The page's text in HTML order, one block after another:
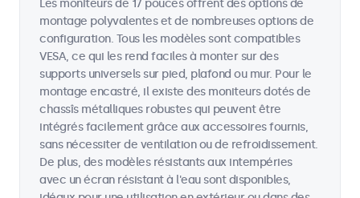
Les moniteurs de 17 pouces offrent des options de
montage polyvalentes et de nombreuses options de
configuration. Tous les modèles sont compatibles
VESA, ce qui les rend faciles à monter sur des
supports universels sur pied, plafond ou mur. Pour le
montage encastré, il existe des moniteurs dotés de
chassîs métalliques robustes qui peuvent être
intégrés facilement grâce aux accessoires fournis,
sans nécessiter de ventilation ou de refroidissement.
De plus, des modèles résistants aux intempéries
avec un écran résistant à l'eau sont disponibles,